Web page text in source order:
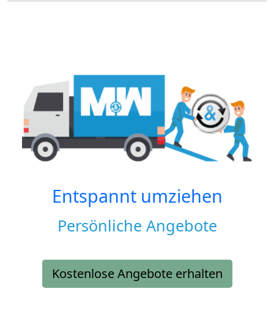
Entspannt umziehen
Persönliche Angebote
Kostenlose Angebote erhalten